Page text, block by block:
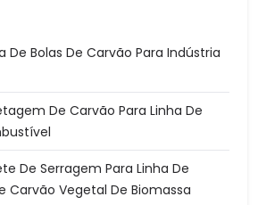
De Bolas De Carvão Para Indústria
De Carvão Para Linha De
De Serragem Para Linha De
Carvão Vegetal De Biomassa